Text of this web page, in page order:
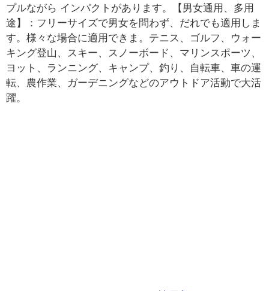
プルながら インパクトがあります。【男女通用、多用
途】：フリーサイズで男女を問わず、だれでも適用しま
す。様々な場合に適用できま。テニス、ゴルフ、ウォー
キング登山、スキー、スノーボード、マリンスポーツ、
ヨット、ランニング、キャンプ、釣り、自転車、車の運
転、農作業、ガーデニングなどのアウトドア活動で大活
躍。